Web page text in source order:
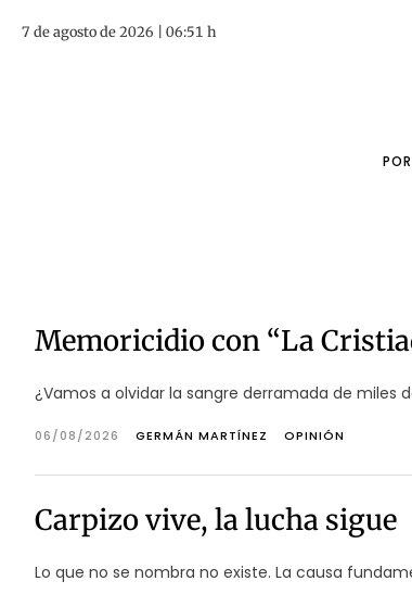
7 de agosto de 2026 | 06:51 h
Memoricidio con “La
¿Vamos a olvidar la sangre derramada de miles
06/08/2026 GERMÁN MARTÍNEZ OPINIÓN
Carpizo vive, la lucha sigue
Lo que no se nombra no existe. La causa